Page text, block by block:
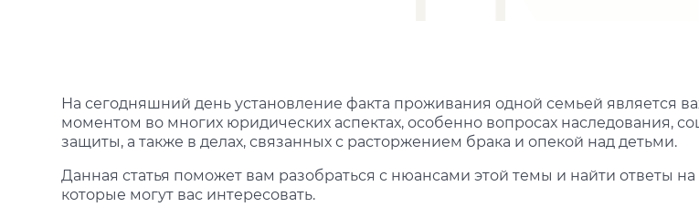
На сегодняшний день установление факта проживания одной семьей является
моментом во многих юридических аспектах, особенно вопросах наследования,
защиты, а также в делах, связанных с расторжением брака и опекой над детьми.
Данная статья поможет вам разобраться с нюансами этой темы и найти ответы
которые могут вас интересовать.